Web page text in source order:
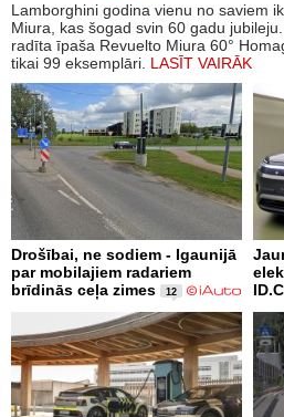
Lamborghini godina vienu no saviem
Miura, kas šogad svin 60 gadu
radīta īpaša Revuelto Miura 60°
tikai 99 eksemplāri. LASĪT VAIRĀK
Drošībai, ne sodiem - Igaunijā
par mobilajiem radariem
brīdinās ceļa zimes
12